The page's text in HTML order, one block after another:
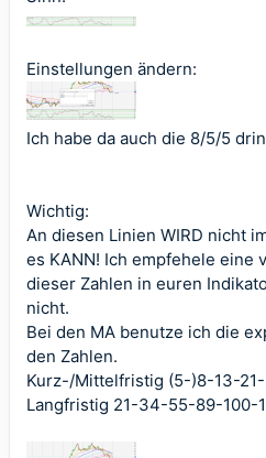
Einstellungen ändern:
Ich habe da auch die 8/5/5 drin
Wichtig:
An diesen Linien WIRD nicht
es KANN! Ich empfehele eine
dieser Zahlen in euren
nicht.
Bei den MA benutze ich die
den Zahlen.
Kurz-/Mittelfristig (5-)8-13-
Langfristig 21-34-55-89-100-